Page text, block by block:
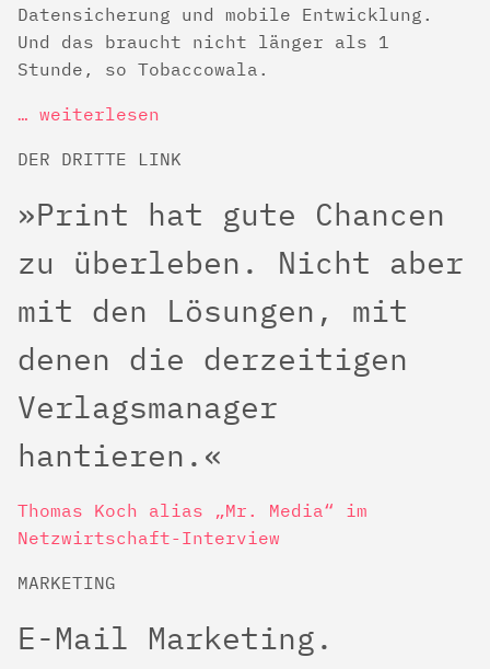
Datensicherung und mobile Entwicklung.
Und das braucht nicht länger als 1
Stunde, so Tobaccowala.
… weiterlesen
DER DRITTE LINK
Print hat gute Chancen
zu überleben. Nicht aber
mit den Lösungen, mit
denen die derzeitigen
Verlagsmanager
hantieren.
Thomas Koch alias „Mr. Media“ im
Netzwirtschaft-Interview
MARKETING
E-Mail Marketing.